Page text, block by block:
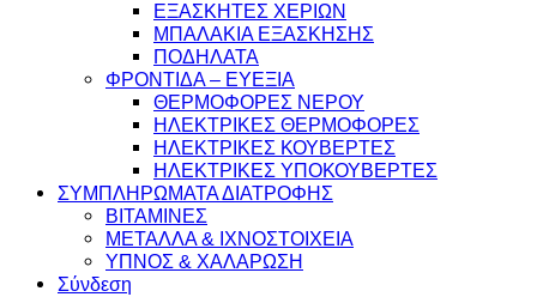
ΕΞΑΣΚΗΤΕΣ ΧΕΡΙΩΝ
ΜΠΑΛΑΚΙΑ ΕΞΑΣΚΗΣΗΣ
ΠΟΔΗΛΑΤΑ
ΦΡΟΝΤΙΔΑ – ΕΥΕΞΙΑ
ΘΕΡΜΟΦΟΡΕΣ ΝΕΡΟΥ
ΗΛΕΚΤΡΙΚΕΣ ΘΕΡΜΟΦΟΡΕΣ
ΗΛΕΚΤΡΙΚΕΣ ΚΟΥΒΕΡΤΕΣ
ΗΛΕΚΤΡΙΚΕΣ ΥΠΟΚΟΥΒΕΡΤΕΣ
ΣΥΜΠΛΗΡΩΜΑΤΑ ΔΙΑΤΡΟΦΗΣ
ΒΙΤΑΜΙΝΕΣ
ΜΕΤΑΛΛΑ & ΙΧΝΟΣΤΟΙΧΕΙΑ
ΥΠΝΟΣ & ΧΑΛΑΡΩΣΗ
Σύνδεση